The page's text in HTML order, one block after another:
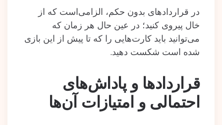
در قراردادهای بدون حکم، الزامی‌است که از
خال پیروی کنید؛ در عین حال هر زمان که
می‌توانید باید کارت‌هایی را که تا پیش از این بازی
شده است شکست دهید.
قراردادها و پاداش‌های
احتمالی و امتیازات آن‌ها